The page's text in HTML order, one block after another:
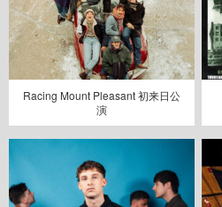
Racing Mount Pleasant 初来日公
演